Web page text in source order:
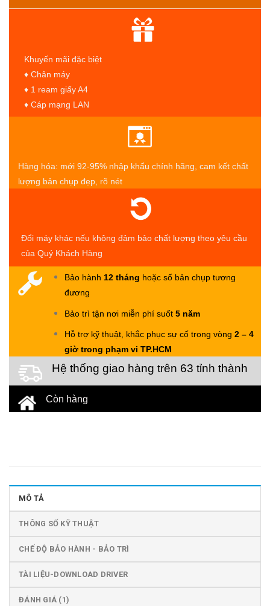
Khuyến mãi đặc biệt
♦ Chân máy
♦ 1 ream giấy A4
♦ Cáp mạng LAN
Hàng hóa: mới 92-95% nhập khẩu chính hãng, cam kết chất
lượng bản chụp đẹp, rõ nét
Đổi máy khác nếu không đảm bảo chất lượng theo yêu cầu
của Quý Khách Hàng
Bảo hành 12 tháng hoặc số bản chụp tương
đương
Bảo trì tận nơi miễn phí suốt 5 năm
Hỗ trợ kỹ thuật, khắc phục sự cố trong vòng 2 – 4
giờ trong phạm vi TP.HCM
Hệ thống giao hàng trên 63 tỉnh thành
Còn hàng
MÔ TẢ
THÔNG SỐ KỸ THUẬT
CHẾ ĐỘ BẢO HÀNH - BẢO TRÌ
TÀI LIỆU-DOWNLOAD DRIVER
ĐÁNH GIÁ (1)